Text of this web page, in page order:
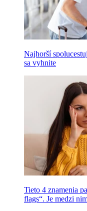
Najhorší
sa vyhnite
Tieto 4 znamenia
flags“. Je medzi